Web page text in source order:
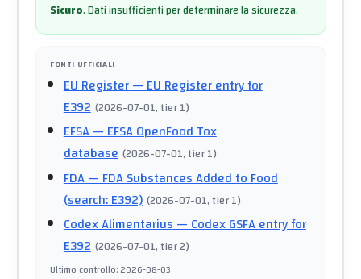
Sicuro.Dati insufficienti per determinare la sicurezza.
FONTI UFFICIALI
EU Register— EU Register entry for
E392 (2026-07-01, tier 1)
EFSA— EFSA OpenFood Tox
database (2026-07-01, tier 1)
FDA— FDA Substances Added to Food
(search: E392) (2026-07-01, tier 1)
Codex Alimentarius— Codex GSFA entry for
E392 (2026-07-01, tier 2)
Ultimo controllo:2026-08-03